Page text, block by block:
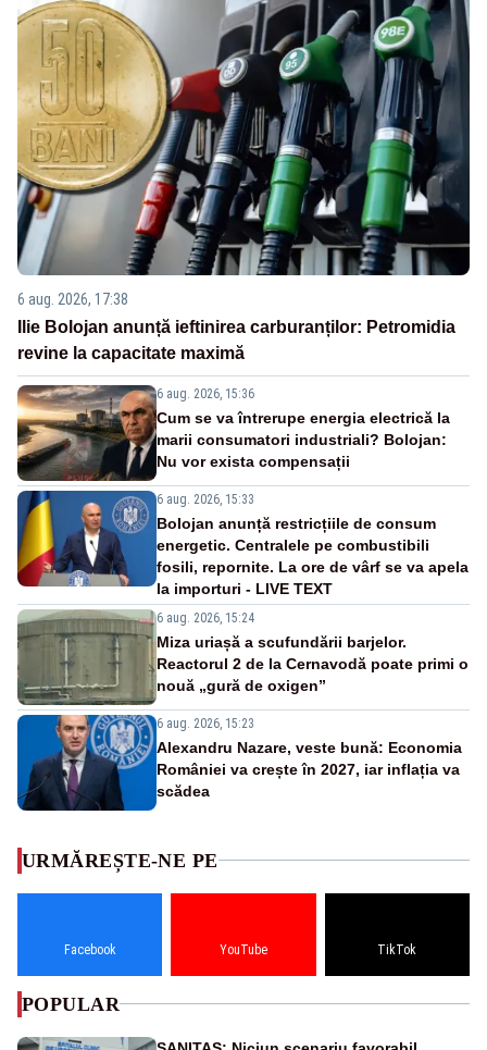
6 aug. 2026, 17:38
Ilie Bolojan anunță ieftinirea carburanților: Petromidia
revine la capacitate maximă
6 aug. 2026, 15:36
Cum se va întrerupe energia electrică la
marii consumatori industriali? Bolojan:
Nu vor exista compensații
6 aug. 2026, 15:33
Bolojan anunță restricțiile de consum
energetic. Centralele pe combustibili
fosili, repornite. La ore de vârf se va apela
la importuri - LIVE TEXT
6 aug. 2026, 15:24
Miza uriașă a scufundării barjelor.
Reactorul 2 de la Cernavodă poate primi o
nouă „gură de oxigen”
6 aug. 2026, 15:23
Alexandru Nazare, veste bună: Economia
României va crește în 2027, iar inflația va
scădea
URMĂREȘTE-NE PE
Facebook YouTube TikTok
POPULAR